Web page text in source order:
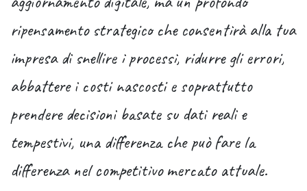
ripensamento strategico che consentirà alla tua
impresa di snellire i processi, ridurre gli errori,
abbattere i costi nascosti e soprattutto
prendere decisioni basate su dati reali e
tempestivi, una differenza che può fare la
differenza nel competitivo mercato attuale.